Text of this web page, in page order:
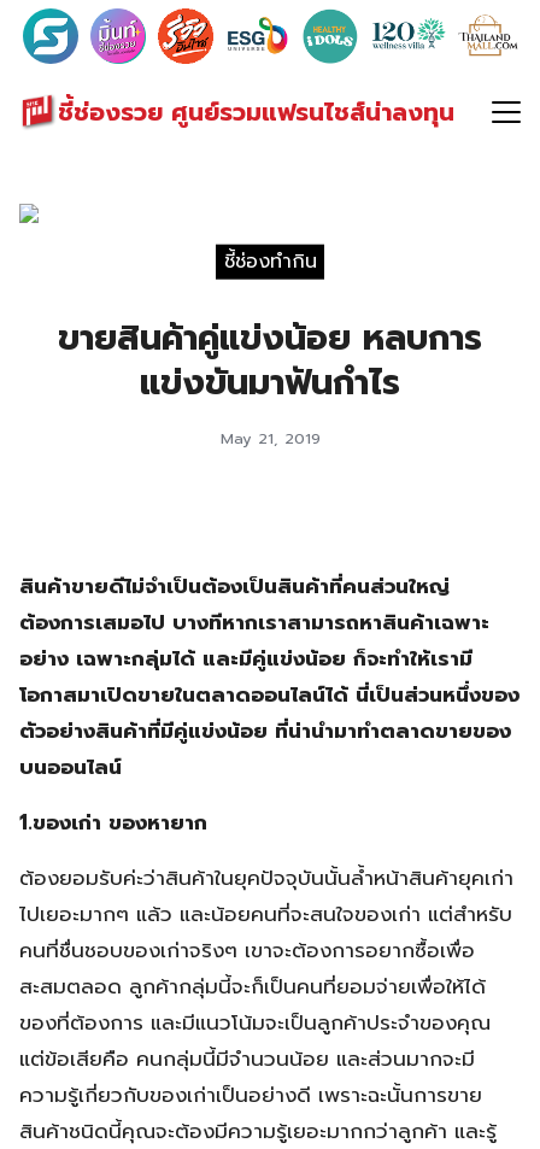
ชี้ช่องรวย ศูนย์รวมแฟรนไชส์น่าลงทุน
Search
for:
ชี้ช่องทำกิน
ขายสินค้าคู่แข่งน้อย หลบการ
แข่งขันมาฟันกำไร
May 21, 2019
สินค้าขายดีไม่จำเป็นต้องเป็นสินค้าที่คนส่วนใหญ่
ต้องการเสมอไป บางทีหากเราสามารถหาสินค้าเฉพาะ
อย่าง เฉพาะกลุ่มได้ และมีคู่แข่งน้อย ก็จะทำให้เรามี
โอกาสมาเปิดขายในตลาดออนไลน์ได้ นี่เป็นส่วนหนึ่งของ
ตัวอย่างสินค้าที่มีคู่แข่งน้อย ที่น่านำมาทำตลาดขายของ
บนออนไลน์
1.ของเก่า ของหายาก
ต้องยอมรับค่ะว่าสินค้าในยุคปัจจุบันนั้นล้ำหน้าสินค้ายุคเก่า
ไปเยอะมากๆ แล้ว และน้อยคนที่จะสนใจของเก่า แต่สำหรับ
คนที่ชื่นชอบของเก่าจริงๆ เขาจะต้องการอยากซื้อเพื่อ
สะสมตลอด ลูกค้ากลุ่มนี้จะก็เป็นคนที่ยอมจ่ายเพื่อให้ได้
ของที่ต้องการ และมีแนวโน้มจะเป็นลูกค้าประจำของคุณ
แต่ข้อเสียคือ คนกลุ่มนี้มีจำนวนน้อย และส่วนมากจะมี
ความรู้เกี่ยวกับของเก่าเป็นอย่างดี เพราะฉะนั้นการขาย
สินค้าชนิดนี้คุณจะต้องมีความรู้เยอะมากกว่าลูกค้า และรู้